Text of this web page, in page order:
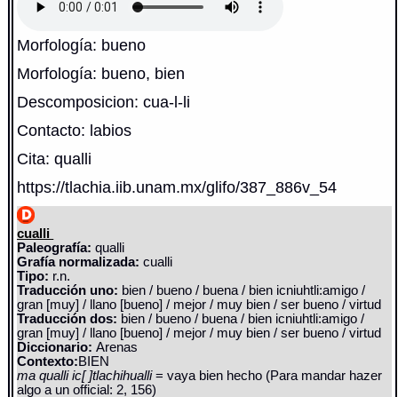
Morfología: bueno
Morfología: bueno, bien
Descomposicion: cua-l-li
Contacto: labios
Cita: qualli
https://tlachia.iib.unam.mx/glifo/387_886v_54
cualli
Paleografía: qualli
Grafía normalizada: cualli
Tipo: r.n.
Traducción uno: bien / bueno / buena / bien icniuhtli:amigo /
gran [muy] / llano [bueno] / mejor / muy bien / ser bueno / virtud
Traducción dos: bien / bueno / buena / bien icniuhtli:amigo /
gran [muy] / llano [bueno] / mejor / muy bien / ser bueno / virtud
Diccionario:Arenas
Contexto:BIEN
ma qualli ic[ ]tlachihualli= vaya bien hecho (Para mandar hazer
algo a un official: 2, 156)